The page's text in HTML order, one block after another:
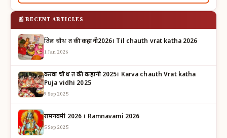
📰 RECENT ARTICLES
तिल चौथ व्रत की कहानी2026। Til chauth vrat katha 2026
1 Jan 2026
करवा चौथ व्रत की कहानी 2025। Karva chauth Vrat katha
Puja vidhi 2025
9 Sep 2025
रामनवमी 2026 । Ramnavami 2026
5 Sep 2025